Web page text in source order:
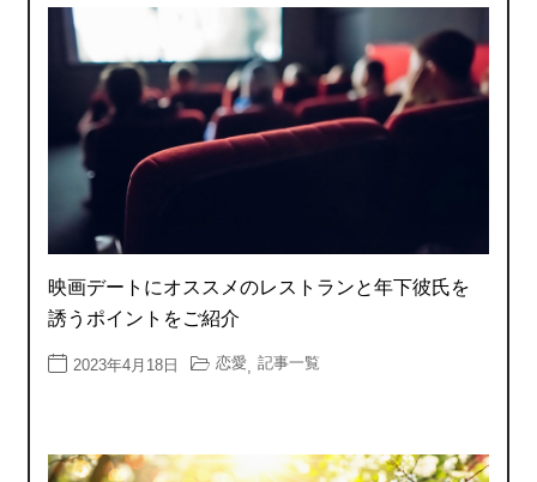
映画デートにオススメのレストランと年下彼氏を
誘うポイントをご紹介
2023年4月18日 恋愛 記事一覧